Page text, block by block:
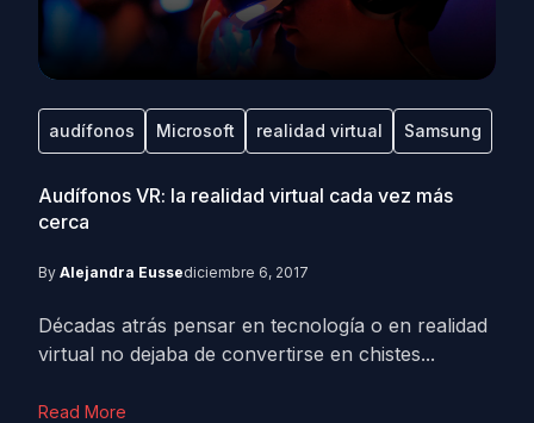
audífonos Microsoft realidad virtual Samsung
Audífonos VR: la realidad virtual cada vez más
cerca
By Alejandra Eussediciembre 6, 2017
Décadas atrás pensar en tecnología o en realidad
virtual no dejaba de convertirse en chistes...
Read More